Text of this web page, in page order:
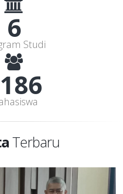
6
Studi
Terbaru